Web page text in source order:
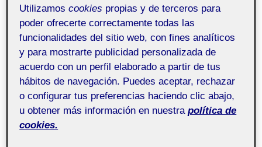
horizonte de crecimiento de Hickel siendo más
respetuoso con el medio ambiente, responsable y más
consciente de las consecuencias sociales y a largo plazo,
reduciendo residuos y favoreciendo la duración de las
prendas antes de ser reemplazadas, así reduciendo las
industrias ecológicamente destructivas, procurando
reducir el impacto de la obsolescencia programada y el
desperdicio que visto de esta manera, en vez de
alimentos, sería el desperdicio de la ropa.
Utilizamoscookies propias y de terceros para
poder ofrecerte correctamente todas las
funcionalidades del sitio web, con fines analíticos
y para mostrarte publicidad personalizada de
acuerdo con un perfil elaborado a partir de tus
hábitos de navegación. Puedes aceptar, rechazar
o configurar tus preferencias haciendo clic abajo,
u obtener más información en nuestra política de
cookies.